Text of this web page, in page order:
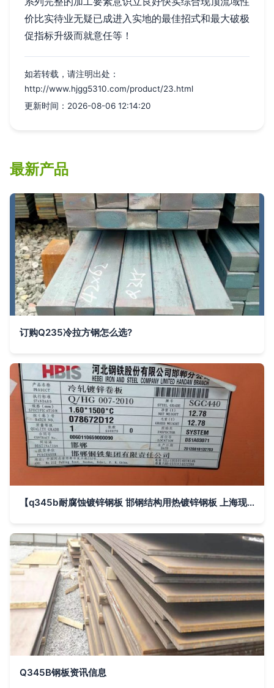
价比实待业无疑已成进入实地的最佳招式和最大破极
促指标升级而就意任等！
如若转载，请注明出处：
http://www.hjgg5310.com/product/23.html
更新时间：2026-08-06 12:14:20
最新产品
订购Q235冷拉方钢怎么选?
【q345b耐腐蚀镀锌钢板 邯钢结构用热镀锌钢板 上海现货供应】上海上
Q345B钢板资讯信息